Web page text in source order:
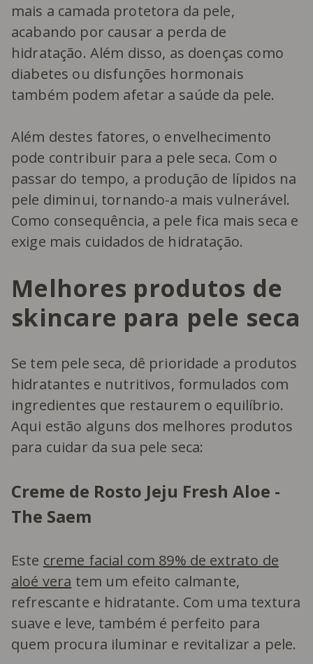
mais a camada protetora da pele,
acabando por causar a perda de
hidratação. Além disso, as doenças como
diabetes ou disfunções hormonais
também podem afetar a saúde da pele.
Além destes fatores, o envelhecimento
pode contribuir para a pele seca. Com o
passar do tempo, a produção de lípidos na
pele diminui, tornando-a mais vulnerável.
Como consequência, a pele fica mais seca e
exige mais cuidados de hidratação.
Melhores produtos de
skincare para pele seca
Se tem pele seca, dê prioridade a produtos
hidratantes e nutritivos, formulados com
ingredientes que restaurem o equilíbrio.
Aqui estão alguns dos melhores produtos
para cuidar da sua pele seca:
Creme de Rosto Jeju Fresh Aloe -
The Saem
Este creme facial com 89% de extrato de
aloé vera tem um efeito calmante,
refrescante e hidratante. Com uma textura
suave e leve, também é perfeito para
quem procura iluminar e revitalizar a pele.